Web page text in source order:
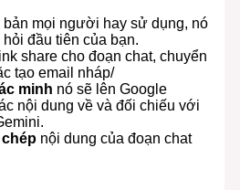
mọi người hay sử dụng, nó
đầu tiên của bạn.
share cho đoạn chat, chuyển
tạo email nháp/
minh nó sẽ lên Google
nội dung về và đối chiếu với
nội dung của đoạn chat